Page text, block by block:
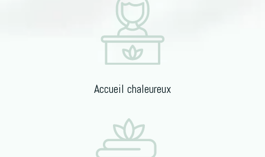
Accueil chaleureux